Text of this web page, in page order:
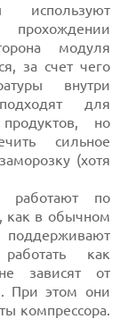
используют
модуля
за счет чего
внутри
для
но
сильное
(хотя
работают по
как в обычном
как
зависят от
При этом они
компрессора.